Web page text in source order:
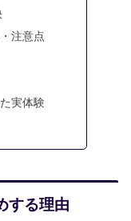
注意点
実体験
する理由